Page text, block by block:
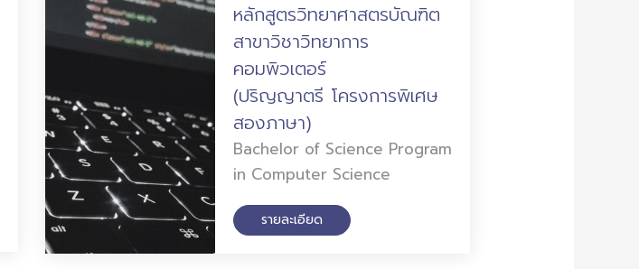
หลักสูตรวิทยาศาสตรบัณฑิต
สาขาวิชาวิทยาการ
คอมพิวเตอร์
(ปริญญาตรี โครงการพิเศษ
สองภาษา)
Bachelor of Science Program
in Computer Science
รายละเอียด